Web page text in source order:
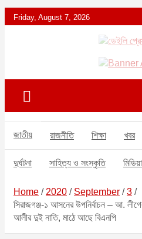
k
o
Friday, August 7, 2026
ডেইলি
জাতীয় রাজনীতি শিক্ষা খবর
দুর্ঘটনা সাহিত্য ও সংস্কৃতি মিডিয়া
Home 2020 September
3
সিরাজগঞ্জ-১ আসনের উপনির্বাচন – আ.
আলীর দুই নাতি, মাঠে আছে বিএনপি